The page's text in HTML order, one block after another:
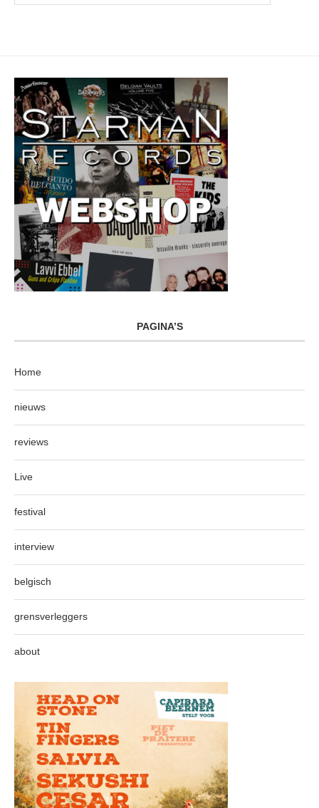
PAGINA’S
Home
nieuws
reviews
Live
festival
interview
belgisch
grensverleggers
about